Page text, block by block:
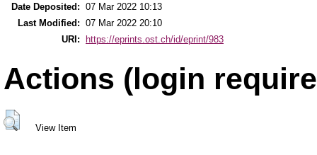
Date Deposited: 07 Mar 2022 10:13
Last Modified: 07 Mar 2022 20:10
URI:
https://eprints.ost.ch/id/eprint/983
Actions (login
View Item